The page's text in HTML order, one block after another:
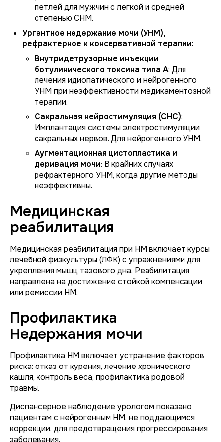
петлей для мужчин с легкой и средней
степенью СНМ.
Ургентное недержание мочи (УНМ),
рефрактерное к консервативной терапии:
Внутридетрузорные инъекции
ботулинического токсина типа А: Для
лечения идиопатического и нейрогенного
УНМ при неэффективности медикаментозной
терапии.
Сакральная нейростимуляция (СНС):
Имплантация системы электростимуляции
сакральных нервов. Для нейрогенного УНМ.
Аугментационная цистопластика и
деривация мочи: В крайних случаях
рефрактерного УНМ, когда другие методы
неэффективны.
Медицинская
реабилитация
Медицинская реабилитация при НМ включает курсы
лечебной физкультуры (ЛФК) с упражнениями для
укрепления мышц тазового дна. Реабилитация
направлена на достижение стойкой компенсации
или ремиссии НМ.
Профилактика
Недержания мочи
Профилактика НМ включает устранение факторов
риска: отказ от курения, лечение хронического
кашля, контроль веса, профилактика родовой
травмы.
Диспансерное наблюдение урологом показано
пациентам с нейрогенным НМ, не поддающимся
коррекции, для предотвращения прогрессирования
заболевания.